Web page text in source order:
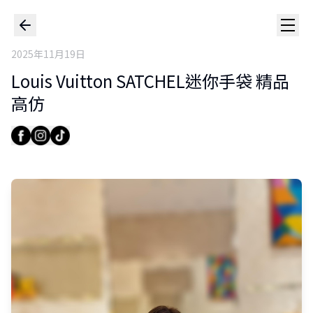
2025年11月19日
Louis Vuitton SATCHEL迷你手袋 精品
高仿